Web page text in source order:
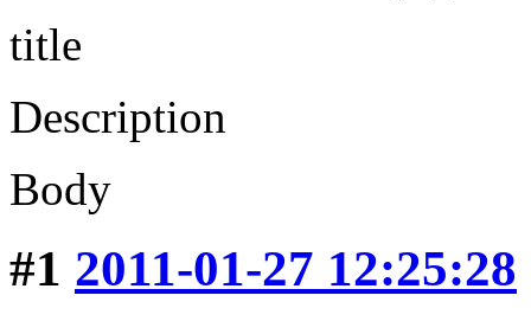
title
Description
Body
#1 2011-01-27 12:25:28